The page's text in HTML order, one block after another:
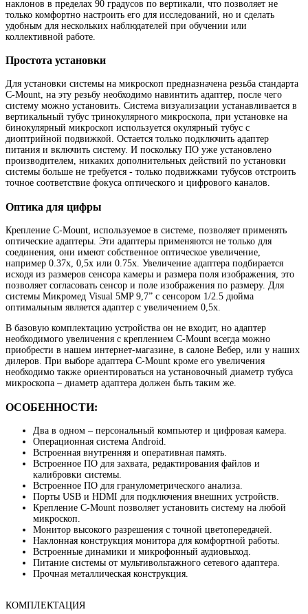
наклонов в пределах 90 градусов по вертикали, что позволяет не
только комфортно настроить его для исследований, но и сделать
удобным для нескольких наблюдателей при обучении или
коллективной работе.
Простота установки
Для установки системы на микроскоп предназначена резьба стандарта
C-Mount, на эту резьбу необходимо навинтить адаптер, после чего
систему можно установить. Система визуализации устанавливается в
вертикальный тубус тринокулярного микроскопа, при установке на
бинокулярный микроскоп используется окулярный тубус с
диоптрийной подвижкой. Остается только подключить адаптер
питания и включить систему. И поскольку ПО уже установлено
производителем, никаких дополнительных действий по установки
системы больше не требуется - только подвижками тубусов отстроить
точное соответствие фокуса оптического и цифрового каналов.
Оптика для цифры
Крепление C-Mount, используемое в системе, позволяет применять
оптические адаптеры. Эти адаптеры применяются не только для
соединения, они имеют собственное оптическое увеличение,
например 0.37х, 0,5х или 0.75х. Увеличение адаптера подбирается
исходя из размеров сенсора камеры и размера поля изображения, это
позволяет согласовать сенсор и поле изображения по размеру. Для
системы Микромед Visual 5MP 9,7” с сенсором 1/2.5 дюйма
оптимальным является адаптер с увеличением 0,5х.
В базовую комплектацию устройства он не входит, но адаптер
необходимого увеличения с креплением C-Mount всегда можно
приобрести в нашем интернет-магазине, в салоне Вебер, или у наших
дилеров. При выборе адаптера C-Mount кроме его увеличения
необходимо также ориентироваться на установочный диаметр тубуса
микроскопа – диаметр адаптера должен быть таким же.
ОСОБЕННОСТИ:
Два в одном – персональный компьютер и цифровая камера.
Операционная система Android.
Встроенная внутренняя и оперативная память.
Встроенное ПО для захвата, редактирования файлов и
калибровки системы.
Встроенное ПО для гранулометрического анализа.
Порты USB и HDMI для подключения внешних устройств.
Крепление C-Mount позволяет установить систему на любой
микроскоп.
Монитор высокого разрешения с точной цветопередачей.
Наклонная конструкция монитора для комфортной работы.
Встроенные динамики и микрофонный аудиовыход.
Питание системы от мультивольтажного сетевого адаптера.
Прочная металлическая конструкция.
КОМПЛЕКТАЦИЯ